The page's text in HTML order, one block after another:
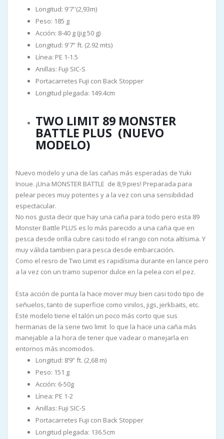
Longitud: 9'7''(2,93m)
Peso: 185 g
Acción: 8-40 g (jig 50 g)
Longitud: 9'7” ft. (2.92 mts)
Línea: PE 1-1.5
Anillas: Fuji SIC-S
Portacarretes Fuji con Back Stopper
Longitud plegada: 149.4cm
TWO LIMIT 89 MONSTER
BATTLE PLUS (NUEVO
MODELO)
Nuevo modelo y una de las cañas más esperadas de Yuki
Inoue. ¡Una MONSTER BATTLE de 8,9 pies! Preparada para
pelear peces muy potentes y a la vez con una sensibilidad
espectacular.
No nos gusta decir que hay una caña para todo pero esta 89
Monster Battle PLUS es lo más parecido a una caña que en
pesca desde orilla cubre casi todo el rango con nota altísima. Y
muy válida tambien para pesca desde embarcación.
Como el resro de Two Limit es rapidísima durante en lance pero
a la vez con un tramo superior dulce en la pelea con el pez.
Esta acción de punta la hace mover muy bien casi todo tipo de
señuelos, tanto de superficie como vinilos, jigs, jerkbaits, etc.
Este modelo tiene el talón un poco más corto que sus
hermanas de la serie two limit lo que la hace una caña más
manejable a la hora de tener que vadear o manejarla en
entornos más incomodos.
Longitud: 8’9” ft. (2,68 m)
Peso: 151 g
Acción: 6-50g
Línea: PE 1-2
Anillas: Fuji SIC-S
Portacarretes Fuji con Back Stopper
Longitud plegada: 136.5cm